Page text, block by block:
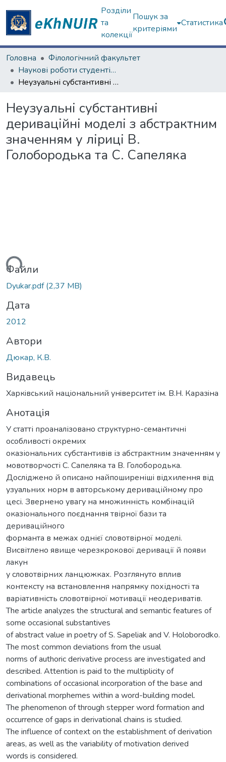
Розділи
та
колекції
Пошук за
критеріями
Статистика
Головна
Філологічний факультет
Наукові роботи студентів та аспірантів. Філологічний факультет
Неузуальні субстантивні дериваційні моделі з абстрактним значенням у ліриці В. Голобородька та С. Сапеляка
Неузуальні субстантивні
дериваційні моделі з абстрактним
значенням у ліриці В.
Голобородька та С. Сапеляка
Файли
Dyukar.pdf(2,37 MB)
Дата
2012
Автори
Дюкар, К.В.
Видавець
Харкiвський нацiональний унiверситет iм. В.Н. Каразiна
Анотація
У статті проаналізовано структурно-семантичні
особливості окремих
оказіональних субстантивів із абстрактним значенням у
мовотворчості С. Сапеляка та В. Голобородька.
Досліджено й описано найпоширеніші відхилення від
узуальних норм в авторському дериваційному про
цесі. Звернено увагу на множинність комбінацій
оказіонального поєднання твірної бази та
дериваційного
форманта в межах однієї словотвірної моделі.
Висвітлено явище черезкрокової деривації й появи
лакун
у словотвірних ланцюжках. Розглянуто вплив
контексту на встановлення напрямку похідності та
варіативність словотвірної мотивації неодериватів.
The article analyzes the structural and semantic features of
some occasional substantives
of abstract value in poetry of S. Sapeliak and V. Holoborodko.
The most common deviations from the usual
norms of authoric derivative process are investigated and
described. Attention is paid to the multiplicity of
combinations of occasional incorporation of the base and
derivational morphemes within a word-building model.
The phenomenon of through stepper word formation and
occurrence of gaps in derivational chains is studied.
The influence of context on the establishment of derivation
areas, as well as the variability of motivation derived
words is considered.